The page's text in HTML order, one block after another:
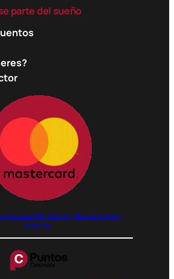
parte del sueño
gracias a PSE, Wompi, MercadoPago y
Binance.